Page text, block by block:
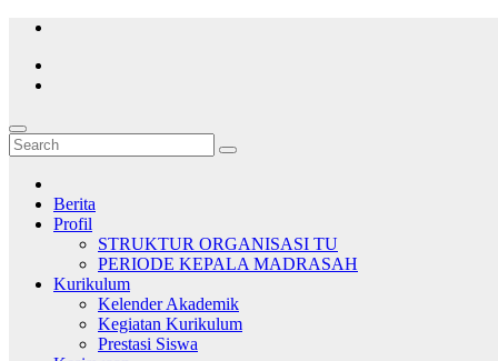
Skip
content
Berita
Profil
STRUKTUR ORGANISASI TU
PERIODE KEPALA MADRASAH
Kurikulum
Kelender Akademik
Kegiatan Kurikulum
Prestasi Siswa